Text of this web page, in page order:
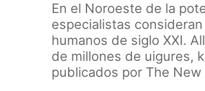
En el Noroeste de la
especialistas
humanos de siglo XXI.
de millones de uigures,
publicados por The